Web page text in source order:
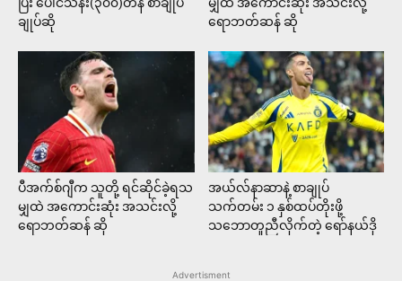
ချုပ်ဆို
ရောဘတ်ဆန် ဆို
ပီအက်စ်ဂျီက သူတို့ ရင်ဆိုင်ခဲ့ရသ
မျှထဲ အကောင်းဆုံး အသင်းလို့
ရောဘတ်ဆန် ဆို
အယ်လ်နာဆာနဲ့ စာချုပ်
သက်တမ်း ၁ နှစ်ထပ်တိုးဖို့
သဘောတူညီလိုက်တဲ့ ရော်နယ်ဒို
Advertisment